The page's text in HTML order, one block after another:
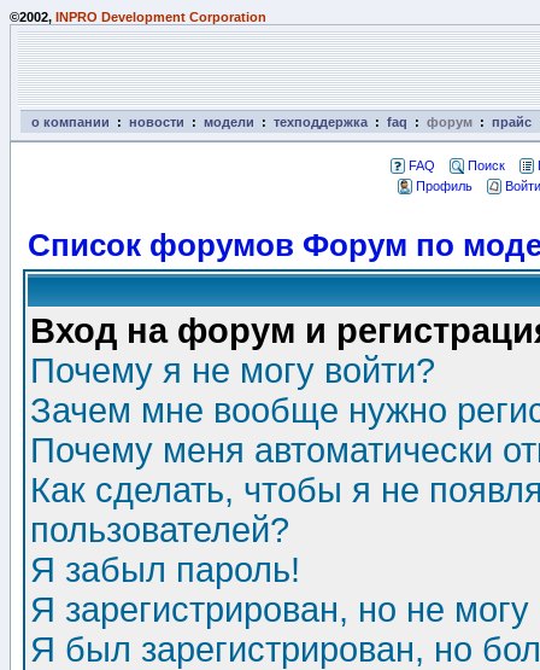
©2002, INPRO Development Corporation
о компании : новости : модели : техподдержка : faq : форум : прайс
FAQ Поиск
Профиль
Список форумов Форум по
Вход на форум и
Почему я не могу войти?
Зачем мне вообще нужно
Почему меня автоматически
Как сделать, чтобы я не
пользователей?
Я забыл пароль!
Я зарегистрирован, но не могу
Я был зарегистрирован, но